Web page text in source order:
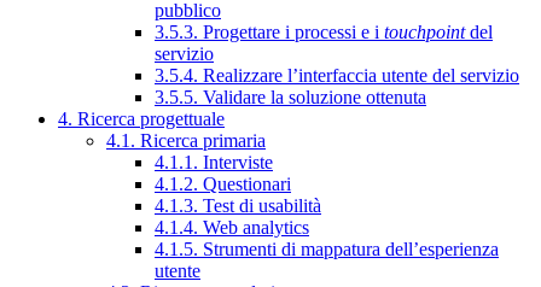
pubblico
3.5.3. Progettare i processi e i touchpointdel
servizio
3.5.4. Realizzare l’interfaccia utente del servizio
3.5.5. Validare la soluzione ottenuta
4. Ricerca progettuale
4.1. Ricerca primaria
4.1.1. Interviste
4.1.2. Questionari
4.1.3. Test di usabilità
4.1.4. Web analytics
4.1.5. Strumenti di mappatura dell’esperienza
utente